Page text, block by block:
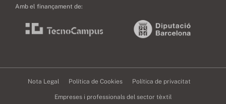
Amb el finançament de:
Nota Legal Política de Cookies Política de privacitat
Empreses i professionals del sector tèxtil